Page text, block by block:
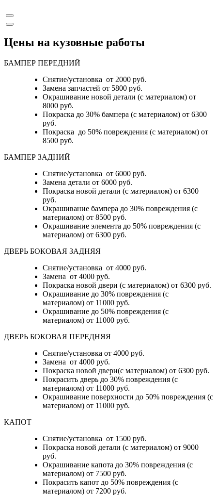
Цены на кузовные работы
БАМПЕР ПЕРЕДНИЙ
Снятие/установка от 2000 руб.
Замена запчастей от 5800 руб.
Окрашивание новой детали (с материалом) от
8000 руб.
Покраска до 30% бампера (с материалом) от 6300
руб.
Покраска до 50% повреждения (с материалом) от
8500 руб.
БАМПЕР ЗАДНИЙ
Снятие/установка от 6000 руб.
Замена детали от 6000 руб.
Покраска новой детали (с материалом) от 6300
руб.
Окрашивание бампера до 30% повреждения (с
материалом) от 8500 руб.
Окрашивание элемента до 50% повреждения (с
материалом) от 6300 руб.
ДВЕРЬ БОКОВАЯ ЗАДНЯЯ
Снятие/установка от 4000 руб.
Замена от 4000 руб.
Покраска новой двери (с материалом) от 6300 руб.
Окрашивание до 30% повреждения (с
материалом) от 11000 руб.
Окрашивание до 50% повреждения (с
материалом) от 11000 руб.
ДВЕРЬ БОКОВАЯ ПЕРЕДНЯЯ
Снятие/установка от 4000 руб.
Замена от 4000 руб.
Покраска новой двери(с материалом) от 6300 руб.
Покрасить дверь до 30% повреждения (с
материалом) от 11000 руб.
Окрашивание поверхности до 50% повреждения (с
материалом) от 11000 руб.
КАПОТ
Снятие/установка от 1500 руб.
Покраска новой детали (с материалом) от 9000
руб.
Окрашивание капота до 30% повреждения (с
материалом) от 7500 руб.
Покрасить капот до 50% повреждения (с
материалом) от 7200 руб.